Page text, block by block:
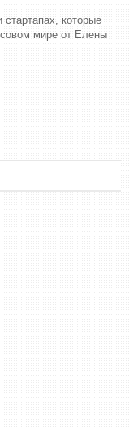
которые
мире от Елены